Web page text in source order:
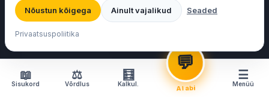
📖
Sisukord
⚖
Võrdlus
🧮
Kalkul.
💬
AI abi
☰
Menüü
Laenuleping
Privaatsuspolitika
Kontakt ja klienditugi
🤖 Laenu valija
Leian Sulle parima kiirlaenu 30
sek-ga ⚡
Nõustun kõigega Ainult vajalikud Seaded
Privaatsuspoliitika